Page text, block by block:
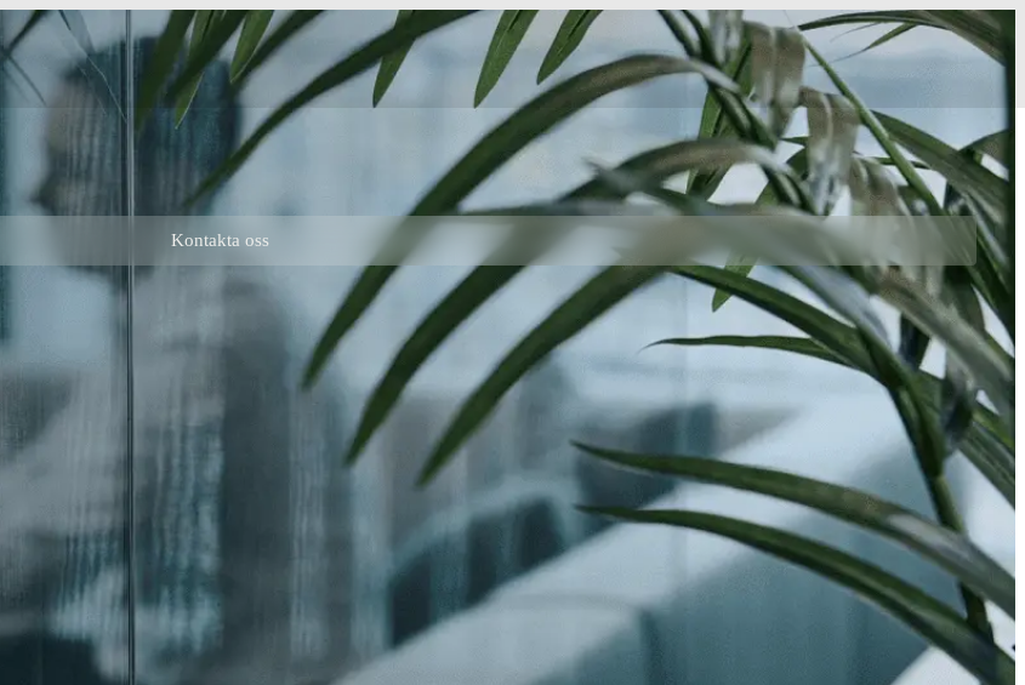
Kontakta oss